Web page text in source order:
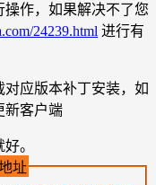
作，如果解决不了您
24239.html 进行有
应版本补丁安装，如
新客户端
。
址